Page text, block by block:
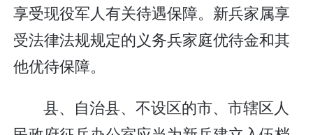
享受现役军人有关待遇保障。新兵家属享
受法律法规规定的义务兵家庭优待金和其
他优待保障。
县、自治县、不设区的市、市辖区人